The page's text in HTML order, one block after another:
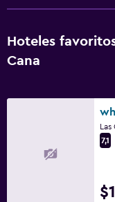
Estacionamiento
Sistema de
TV de pantalla plana
Accesibilidad y
Para no fumadores
Hoteles
Cana
7,1